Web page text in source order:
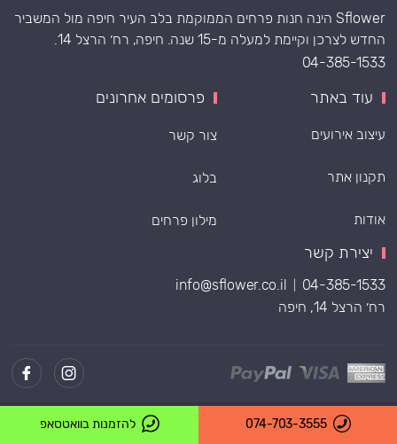
Sflower הינה חנות פרחים הממוקמת בלב העיר חיפה מול המשביר
החדש לצרכן וקיימת למעלה מ-15 שנה. חיפה, רח׳ הרצל 14.
04-385-1533
עוד באתר
עיצוב אירועים
תקנון אתר
אודות
פרסומים אחרונים
צור קשר
בלוג
מילון פרחים
יצירת קשר
04-385-1533
info@sflower.co.il
רח׳ הרצל 14, חיפה
Powered by
074-703-3555 להזמנות בוואטסאפ